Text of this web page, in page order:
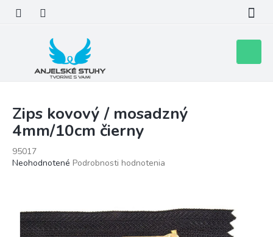
obsah
košík
Zips kovový / mosadzný
4mm/10cm čierny
95017
Priemerné
0,0
Neohodnotené Podrobnosti hodnotenia